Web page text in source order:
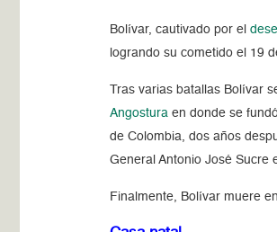
Bolívar, cautivado por el
logrando su cometido el 19
Tras varias batallas Bolívar
Angostura en donde se
de Colombia, dos años
General Antonio José Sucre
Finalmente, Bolívar muere en